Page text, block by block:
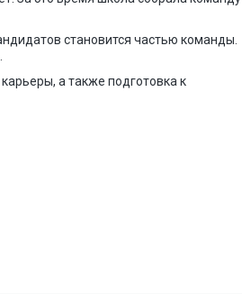
становится частью команды.
а также подготовка к